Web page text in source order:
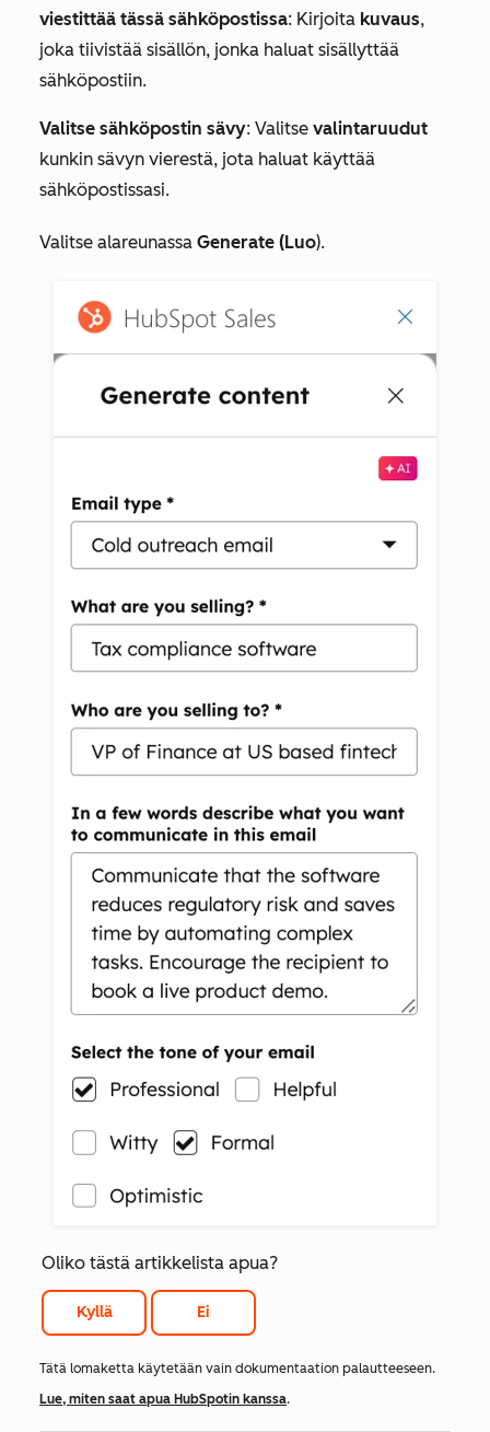
viestittää tässä sähköpostissa: Kirjoita kuvaus,
joka tiivistää sisällön, jonka haluat sisällyttää
sähköpostiin.
Valitse sähköpostin sävy: Valitse valintaruudut
kunkin sävyn vierestä, jota haluat käyttää
sähköpostissasi.
Valitse alareunassa Generate (Luo).
Oliko tästä artikkelista apua?
Kyllä Ei
Tätä lomaketta käytetään vain dokumentaation palautteeseen.
Lue, miten saat apua HubSpotin kanssa.